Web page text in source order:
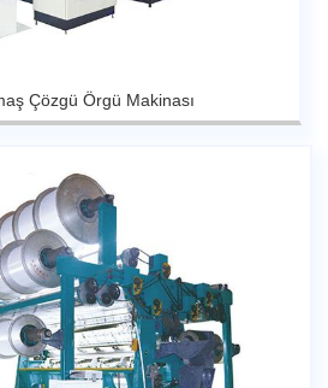
Çözgü Örgü Makinası